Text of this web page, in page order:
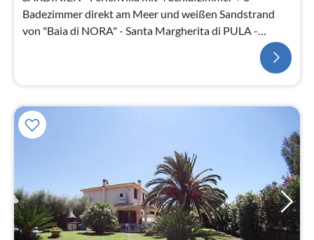
Badezimmer direkt am Meer und weißen Sandstrand
von "Baia di NORA" - Santa Margherita di PULA -